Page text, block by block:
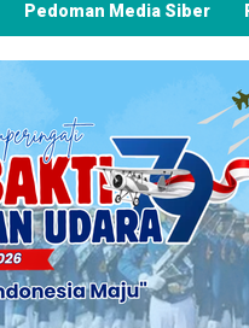
Pedoman Media Siber